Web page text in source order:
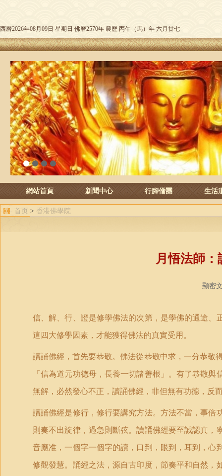
西曆2026年08月09日 星期日 佛曆2570年 農歷 丙午（馬）年 六月廿七
1 2 3 4
網站首頁 新聞中心 行腳僧團 生活
首页 > 香港佛學院
月悟法師
顯密
信、解、行、證是修學佛法的次第，是學佛的通途
這四大修學因素，才能獲得佛法的真實受用。
讀誦佛經，首先要恭敬。佛法從恭敬中求，一分恭敬
「信為道元功德母，長養一切諸善根」。有了恭敬
無解，必然發心不正，讀誦佛經，非但無有功德，反
讀誦佛經是修行，修行要講究方法。方法不當，事
則奏不出旋律，過急則斷弦。讀誦佛經要至誠認真
音應准，一個字一個字的讀，口到，眼到，耳到，
修觀發慧。誦經之法，源自古印度，節奏平和自然